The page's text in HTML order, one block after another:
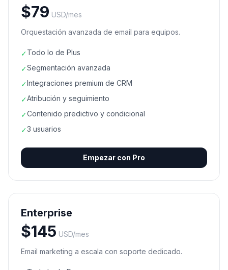
$79 USD/mes
Orquestación avanzada de email para equipos.
✓Todo lo de Plus
✓Segmentación avanzada
✓Integraciones premium de CRM
✓Atribución y seguimiento
✓Contenido predictivo y condicional
✓3 usuarios
Empezar con Pro
Enterprise
$145 USD/mes
Email marketing a escala con soporte dedicado.